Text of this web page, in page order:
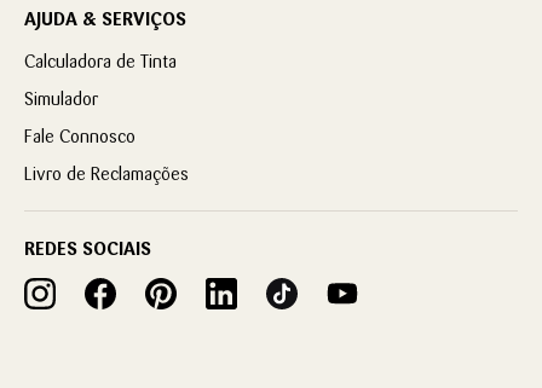
AJUDA & SERVIÇOS
Calculadora de Tinta
Simulador
Fale Connosco
Livro de Reclamações
REDES SOCIAIS